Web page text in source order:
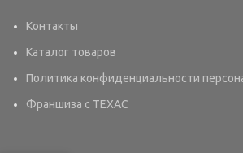
Контакты
Каталог товаров
Политика конфиденциальности
Франшиза с TEXAC